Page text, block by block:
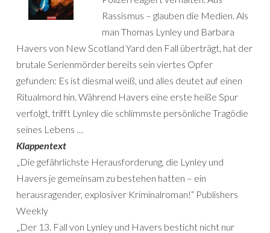
Rassismus – glauben die Medien. Als
man Thomas Lynley und Barbara
Havers von New Scotland Yard den Fall überträgt, hat der
brutale Serienmörder bereits sein viertes Opfer
gefunden: Es ist diesmal weiß, und alles deutet auf einen
Ritualmord hin. Während Havers eine erste heiße Spur
verfolgt, trifft Lynley die schlimmste persönliche Tragödie
seines Lebens …
Klappentext
„Die gefährlichste Herausforderung, die Lynley und
Havers je gemeinsam zu bestehen hatten – ein
herausragender, explosiver Kriminalroman!“ Publishers
Weekly
„Der 13. Fall von Lynley und Havers besticht nicht nur